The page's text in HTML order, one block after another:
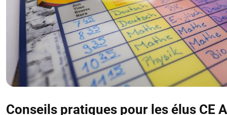
Conseils pratiques pour les élus CE